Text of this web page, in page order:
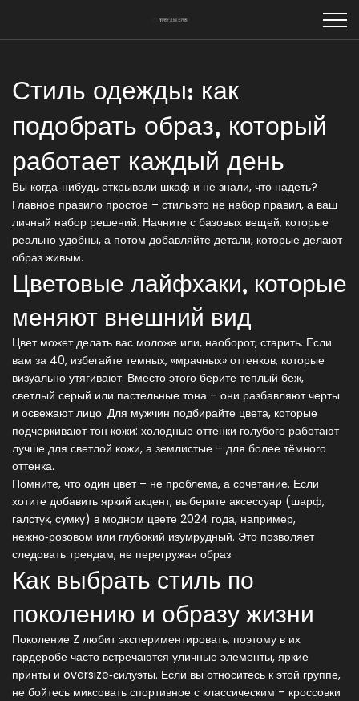
Стиль одежды: как
подобрать образ, который
работает каждый день
Вы когда‑нибудь открывали шкаф и не знали, что надеть?
Главное правило простое – стиль это не набор правил, а ваш
личный набор решений. Начните с базовых вещей, которые
реально удобны, а потом добавляйте детали, которые делают
образ живым.
Цветовые лайфхаки, которые
меняют внешний вид
Цвет может делать вас моложе или, наоборот, старить. Если
вам за 40, избегайте темных, «мрачных» оттенков, которые
визуально утягивают. Вместо этого берите теплый беж,
светлый серый или пастельные тона – они разбавляют черты
и освежают лицо. Для мужчин подбирайте цвета, которые
подчеркивают тон кожи: холодные оттенки голубого работают
лучше для светлой кожи, а землистые – для более тёмного
оттенка.
Помните, что один цвет – не проблема, а сочетание. Если
хотите добавить яркий акцент, выберите аксессуар (шарф,
галстук, сумку) в модном цвете 2024 года, например,
нежно‑розовом или глубокий изумрудный. Это позволяет
следовать трендам, не перегружая образ.
Как выбрать стиль по
поколению и образу жизни
Поколение Z любит экспериментировать, поэтому в их
гардеробе часто встречаются уличные элементы, яркие
принты и oversize‑силуэты. Если вы относитесь к этой группе,
не бойтесь миксовать спортивное с классическим – кроссовки